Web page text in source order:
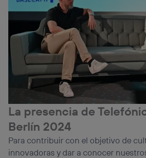
La presencia de
Berlín 2024
Para contribuir con el objetivo de
innovadoras y dar a conocer